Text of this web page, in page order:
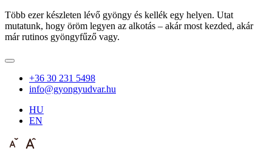
Több ezer készleten lévő gyöngy és kellék egy helyen. Utat
mutatunk, hogy öröm legyen az alkotás – akár most kezded, akár
már rutinos gyöngyfűző vagy.
+36 30 231 5498
info@gyongyudvar.hu
HU
EN